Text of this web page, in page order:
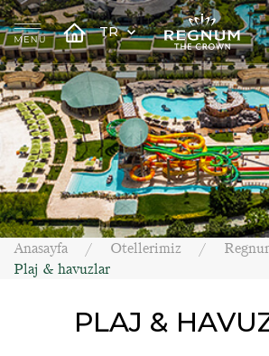
TR
Anasayfa Otellerimiz
Plaj & havuzlar
PLAJ &